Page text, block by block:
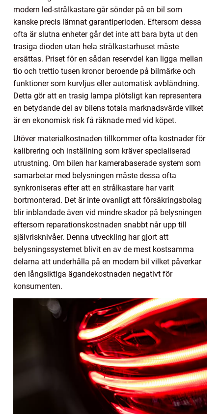
modern led-strålkastare går sönder på en bil som
kanske precis lämnat garantiperioden. Eftersom dessa
ofta är slutna enheter går det inte att bara byta ut den
trasiga dioden utan hela strålkastarhuset måste
ersättas. Priset för en sådan reservdel kan ligga mellan
tio och trettio tusen kronor beroende på bilmärke och
funktioner som kurvljus eller automatisk avbländning.
Detta gör att en trasig lampa plötsligt kan representera
en betydande del av bilens totala marknadsvärde vilket
är en ekonomisk risk få räknade med vid köpet.
Utöver materialkostnaden tillkommer ofta kostnader för
kalibrering och inställning som kräver specialiserad
utrustning. Om bilen har kamerabaserade system som
samarbetar med belysningen måste dessa ofta
synkroniseras efter att en strålkastare har varit
bortmonterad. Det är inte ovanligt att försäkringsbolag
blir inblandade även vid mindre skador på belysningen
eftersom reparationskostnaden snabbt når upp till
självrisknivåer. Denna utveckling har gjort att
belysningssystemet blivit en av de mest kostsamma
delarna att underhålla på en modern bil vilket påverkar
den långsiktiga ägandekostnaden negativt för
konsumenten.